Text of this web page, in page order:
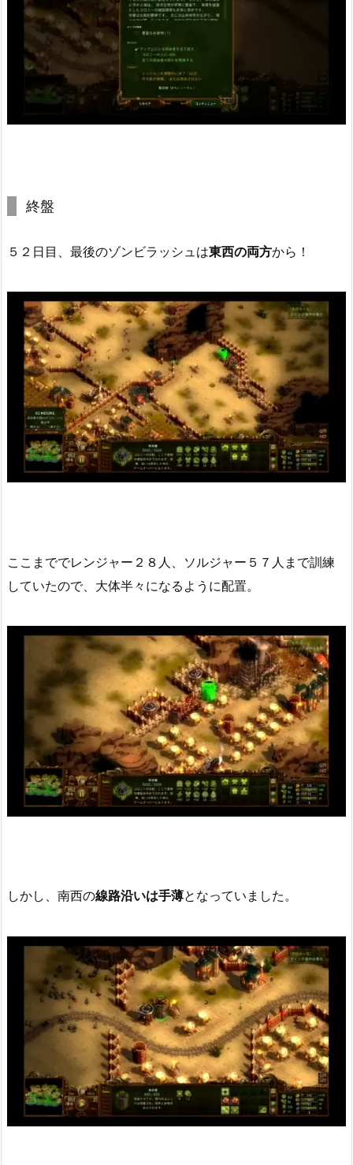
終盤
５２日目、最後のゾンビラッシュは東西の両方から！
ここまででレンジャー２８人、ソルジャー５７人まで訓練
していたので、大体半々になるように配置。
しかし、南西の線路沿いは手薄となっていました。